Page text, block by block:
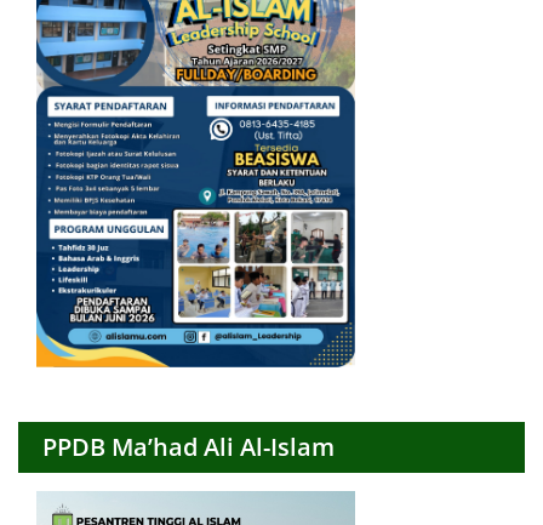
PPDB Ma’had Ali Al-Islam